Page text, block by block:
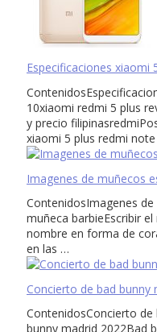
Especificaciones xiaomi
10xiaomi redmi 5 plus
y precio
xiaomi 5 plus redmi
Imagenes de muñecos
ContenidosImagenes
muñeca barbieEscribir
nombre en forma de
en las …
Concierto de bad bunny
ContenidosConcierto
bunny madrid 2022Bad